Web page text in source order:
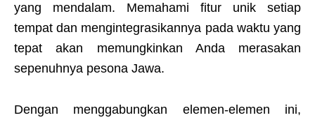
yang mendalam. Memahami fitur unik setiap
tempat dan mengintegrasikannya pada waktu yang
tepat akan memungkinkan Anda merasakan
sepenuhnya pesona Jawa.
Dengan menggabungkan elemen-elemen ini,